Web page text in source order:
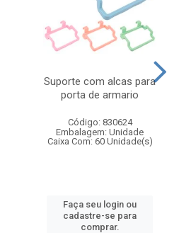
Suporte com alcas para
porta de armario
Código: 830624
Embalagem: Unidade
Caixa Com: 60 Unidade(s)
Faça seu login ou
cadastre-se para
comprar.